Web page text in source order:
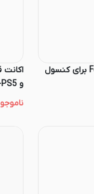
اکانت قانونی باندل For Day Bundle برای کنسول
و PS5-کپی